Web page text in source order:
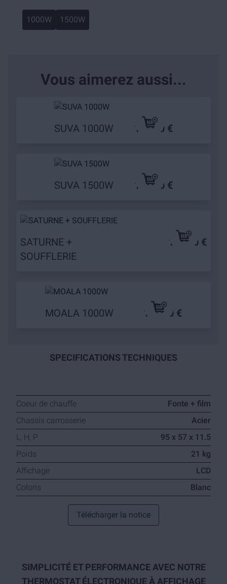
1000W 1500W
Vous aimerez aussi...
SUVA 1000W 149,90 €
SUVA 1500W 179,90 €
SATURNE +
SOUFFLERIE
179,90 €
MOALA 1000W 139,90 €
SPECIFICATIONS TECHNIQUES
Coeur de chauffe
Fonte + film
Chassis carrosserie
Acier
L, H, P
95 x 57 x 11.5
Poids
21 kg
Affichage
LCD
Coloris
Blanc
Télécharger la notice
SIMPLICITÉ ET PERFORMANCE AVEC NOTRE
THERMOSTAT ÉLECTRONIQUE À AFFICHAGE